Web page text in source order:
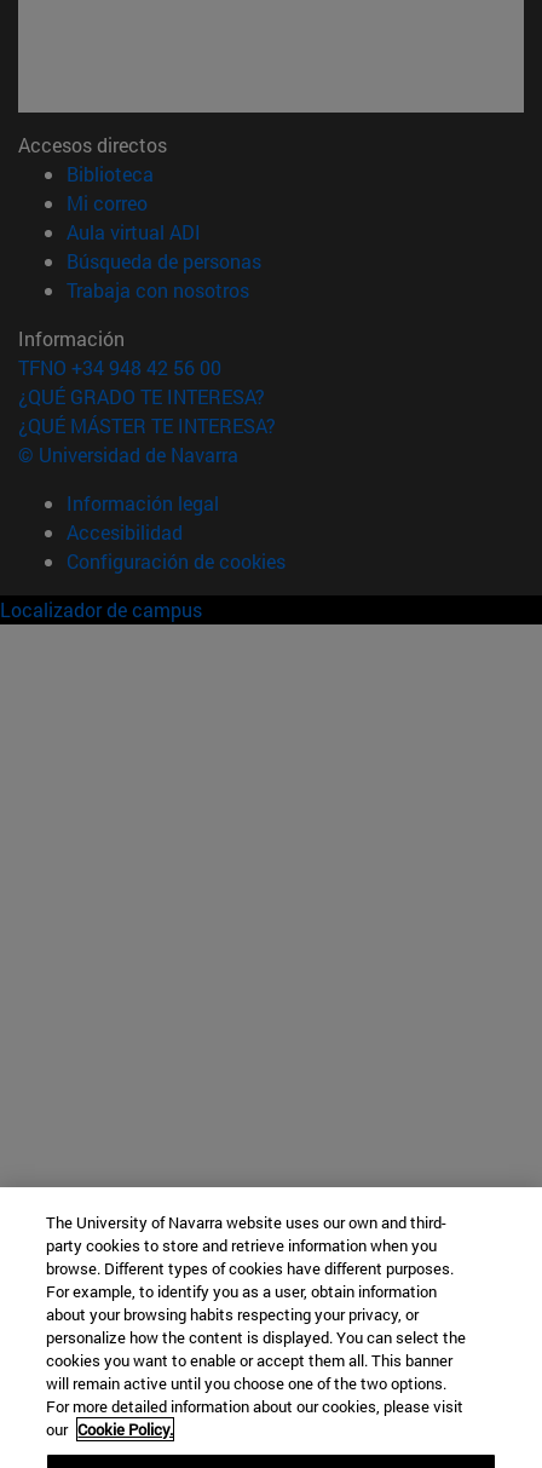
Accesos directos
Biblioteca
Mi correo(abre en nueva ventana)
Aula virtual ADI
Búsqueda de personas(abre en nueva ventana)
Trabaja con nosotros(abre en nueva ventana)
Información
TFNO +34 948 42 56 00
¿QUÉ GRADO TE INTERESA?
¿QUÉ MÁSTER TE INTERESA?
© Universidad de Navarra
Información legal
Accesibilidad
Configuración de cookies
Localizador de campus
The University of Navarra website uses our own and third-
party cookies to store and retrieve information when you
browse. Different types of cookies have different purposes.
For example, to identify you as a user, obtain information
about your browsing habits respecting your privacy, or
personalize how the content is displayed. You can select the
cookies you want to enable or accept them all. This banner
will remain active until you choose one of the two options.
For more detailed information about our cookies, please visit
our Cookie Policy.